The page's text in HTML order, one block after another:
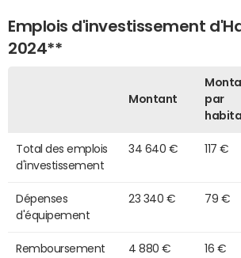
Emplois d'investissement
2024**
Montant
par
Total des emplois
d'investissement
34 640 € 117 €
Dépenses
d'équipement
23 340 € 79 €
Remboursement
4 880 € 16 €